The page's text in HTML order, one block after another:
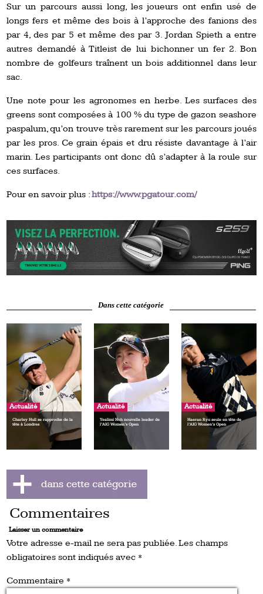
Sur un parcours aussi long, les joueurs ont enfin usé de
longs fers et même des bois à l’approche des fanions des
par 4, des par 5 et même des par 3. Jordan Spieth a entre
autres demandé à Titleist de lui bichonner un fer 2. Bon
nombre de golfeurs traînent un bois additionnel dans leur
sac.
Une note pour les agronomes en herbe. Les surfaces des
greens sont composées à 100 % du type de gazon seashore
paspalum, qu’on trouve très rarement sur les parcours joués
par les pros. Ce grain épais et dru résiste davantage à l’air
marin. Les participants ont donc dû s’adapter à la roule sur
ces surfaces.
Pour en savoir plus :https://www.pgatour.com/
Dans cette catégorie
Actualité
Charley Hull se rapproche de la
tête à Londres
Actualité
Yealimi Noh nouvelle leader de
l’AIG Women’s Open
Actualité
Haeran Ryu seule en tête de
l’AIG Women’s Open
Commentaires
Laisser un commentaire
Votre adresse e-mail ne sera pas publiée.Les champs
obligatoires sont indiqués avec *
Commentaire *